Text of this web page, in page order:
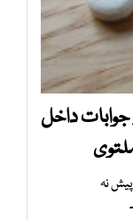
نے جوابات داخل
نہ